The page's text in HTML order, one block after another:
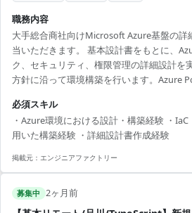
職務内容
大手総合商社向けMicrosoft Azure基盤の詳
当いただきます。 基本設計書をもとに、
ク、セキュリティ、権限管理の詳細設計を
方針に沿って環境構築を行います。Azure
メント作成、関係者との技術調整や説明対
【技術スタック】 ・クラウド：Microsoft
Bicep ・DevOps：Azure DevOps ・セキュ
RBAC ・API管理：AP...
必須スキル
・Azure環境における設計・構築経験 ・
用いた構築経験 ・詳細設計書作成経験
掲載元： エンジニアファクトリー
募集中 2ヶ月前